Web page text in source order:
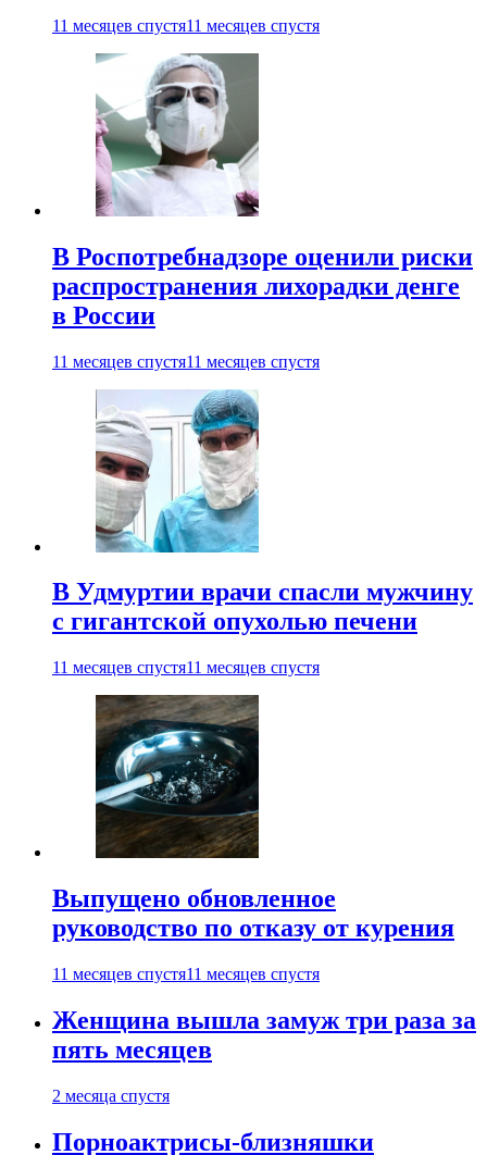
11 месяцев спустя11 месяцев спустя
В Роспотребнадзоре оценили риски
распространения лихорадки денге
в России
11 месяцев спустя11 месяцев спустя
В Удмуртии врачи спасли мужчину
с гигантской опухолью печени
11 месяцев спустя11 месяцев спустя
Выпущено обновленное
руководство по отказу от курения
11 месяцев спустя11 месяцев спустя
Женщина вышла замуж три раза за
пять месяцев
2 месяца спустя
Порноактрисы-близняшки